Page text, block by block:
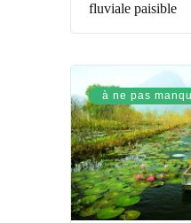
fluviale paisible
à ne pas